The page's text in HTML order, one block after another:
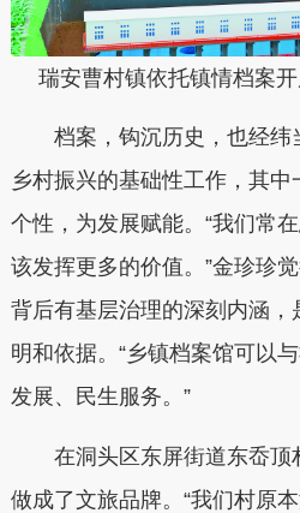
瑞安曹村镇依托镇情档案
档案，钩沉历史，也经纬
乡村振兴的基础性工作，其
个性，为发展赋能。“我们常
该发挥更多的价值。”金珍珍
背后有基层治理的深刻内涵，
明和依据。“乡镇档案馆可以
发展、民生服务。”
在洞头区东屏街道东岙顶
做成了文旅品牌。“我们村原